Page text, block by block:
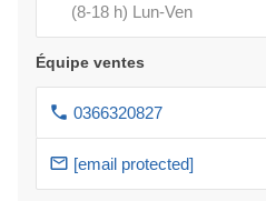
(8-18 h) Lun-Ven
Équipe ventes
0366320827
[email protected]